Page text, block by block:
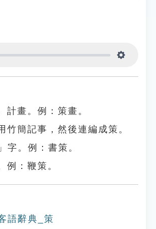
計畫。例：策畫。
竹簡記事，然後連編成策。
字。例：書策。
例：鞭策。
語辭典_策